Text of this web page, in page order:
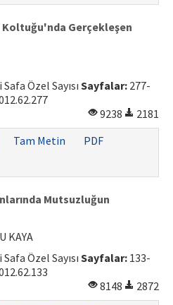
Koltuğu'nda Gerçekleşen
Özel Sayısı Sayfalar: 277-
9238
2181
Tam Metin
PDF
Mutsuzluğun
KAYA
Özel Sayısı Sayfalar: 133-
8148
2872